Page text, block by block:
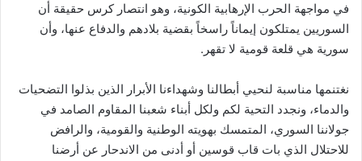
في مواجهة الحرب الإرهابية الكونية، وهو انتصار كرس حقيقة أن
السوريين يمتلكون إيماناً راسخاً بقضية بلادهم والدفاع عنها، وأن
سورية هي قلعة قومية لا تقهر.
نغتنمها مناسبة لنحيي أبطالنا وشهداءنا الأبرار الذين بذلوا التضحيات
والدماء، ونجدد التحية لكم ولكل أبناء شعبنا المقاوم الصامد في
جولاننا السوري، المتمسك بهويته الوطنية والقومية، والرافض
للاحتلال الذي بات قاب قوسين أو أدنى من الاندحار عن أرضنا